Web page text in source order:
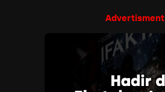
Advertisment